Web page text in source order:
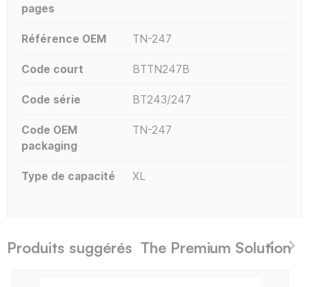
pages
Référence OEM TN-247
Code court BTTN247B
Code série BT243/247
Code OEM
packaging
TN-247
Type de capacité XL
Produits suggérés The Premium Solution